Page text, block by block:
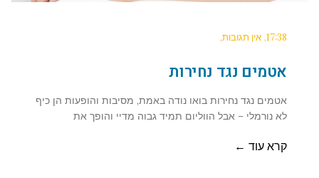
17:38 אין תגובות
אטמים נגד נחירות
אטמים נגד נחירות בואו נודה באמת, מסיבות והופעות הן כיף
לא נורמלי – אבל הווליום תמיד גבוה מדיי והופך את
קרא עוד ←